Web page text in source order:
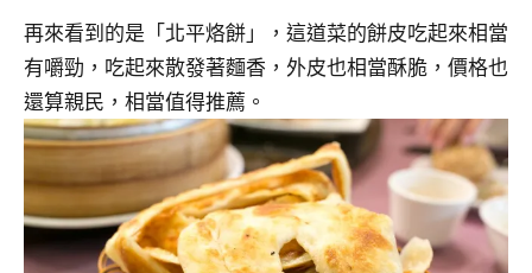
再來看到的是「北平烙餅」，這道菜的餅皮吃起來相當
有嚼勁，吃起來散發著麵香，外皮也相當酥脆，價格也
還算親民，相當值得推薦。